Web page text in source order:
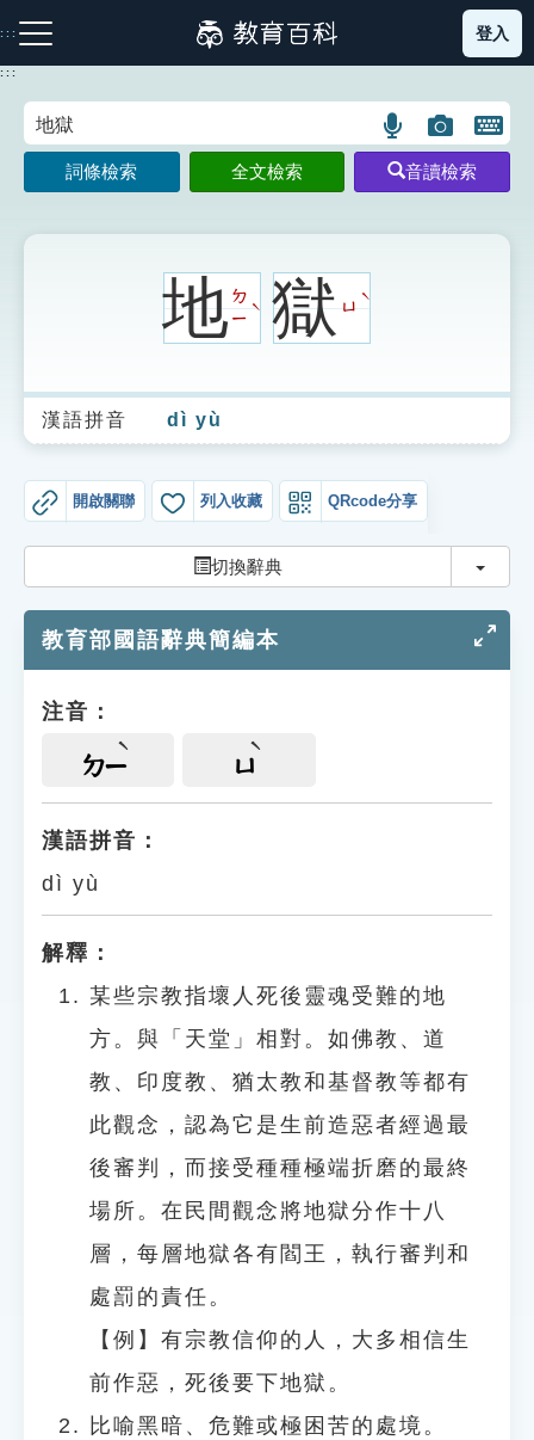
到
主
:::
注音索引圖示 筆畫索引圖示 部首索引表圖示
生字詞彙表
成語故事
索引選單
單字索引
遊戲專區
貓頭鷹博士
登入
:::
語
言
搜
圖
片
搜
開
鍵
圖
詞條檢索 全文檢索 音讀檢索
地ㄉ
ㄧ
ˋ 獄ㄩ
ˋ
漢語拼音 dì yù
開啟關聯 列入收藏 QRcode分享
切換辭典 切換
教育部國語辭典簡編本
注音：
ㄉㄧ ㄩ
漢語拼音：
dì yù
解釋：
某些宗教指壞人死後靈魂受難的地
方。與「天堂」相對。如佛教、道
教、印度教、猶太教和基督教等都有
此觀念，認為它是生前造惡者經過最
後審判，而接受種種極端折磨的最終
場所。在民間觀念將地獄分作十八
層，每層地獄各有閻王，執行審判和
處罰的責任。
【例】有宗教信仰的人，大多相信生
前作惡，死後要下地獄。
比喻黑暗、危難或極困苦的處境。